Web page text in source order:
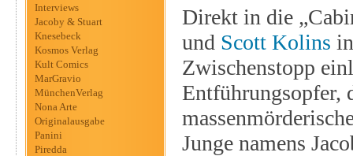
Interviews
Jacoby & Stuart
Knesebeck
Kosmos Verlag
Kult Comics
MarGravio
MünchenVerlag
Nona Arte
Originalausgabe
Panini
Piredda
Direkt in die
und Scott Kolins
Zwischenstopp
Entführungsopfer,
Junge namens